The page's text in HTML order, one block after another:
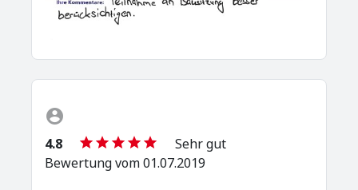
4.8
Sehr gut
Bewertung vom 01.07.2019